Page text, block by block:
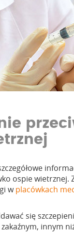
ospie wietrznej.
wplacówkach
się
innym